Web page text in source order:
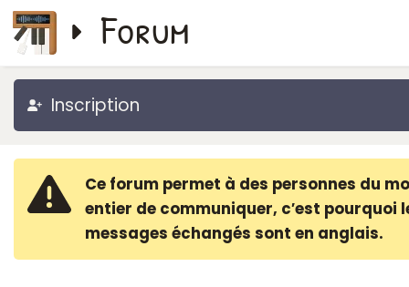
Forum
Inscription
Ce forum permet à des personnes du
entier de communiquer, c′est pourquoi
messages échangés sont en anglais.